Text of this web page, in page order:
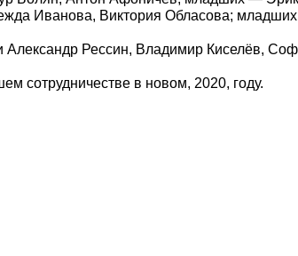
Иванова, Виктория Обласова;
Рессин, Владимир Киселёв,
сотрудничестве в новом, 2020, году.